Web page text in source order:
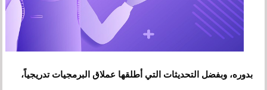
بدوره، وبفضل التحديثات التي أطلقها عملاق البرمجيات تدريجياً،